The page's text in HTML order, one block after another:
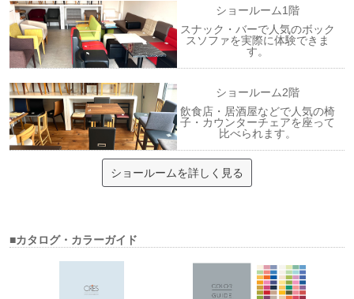
ショールーム1階
スナック・バーで人気のボック
スソファを実際に体験できま
す。
ショールーム2階
飲食店・居酒屋などで人気の椅
子・カウンターチェアを座って
比べられます。
ショールームを詳しく見る
■カタログ・カラーガイド